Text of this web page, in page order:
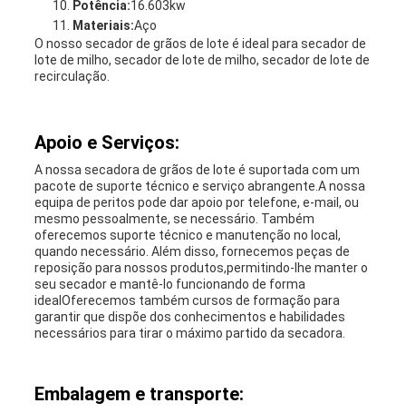
Potência:16.603kw
Materiais:Aço
O nosso secador de grãos de lote é ideal para secador de
lote de milho, secador de lote de milho, secador de lote de
recirculação.
Apoio e Serviços:
A nossa secadora de grãos de lote é suportada com um
pacote de suporte técnico e serviço abrangente.A nossa
equipa de peritos pode dar apoio por telefone, e-mail, ou
mesmo pessoalmente, se necessário. Também
oferecemos suporte técnico e manutenção no local,
quando necessário. Além disso, fornecemos peças de
reposição para nossos produtos,permitindo-lhe manter o
seu secador e mantê-lo funcionando de forma
idealOferecemos também cursos de formação para
garantir que dispõe dos conhecimentos e habilidades
necessários para tirar o máximo partido da secadora.
Embalagem e transporte: